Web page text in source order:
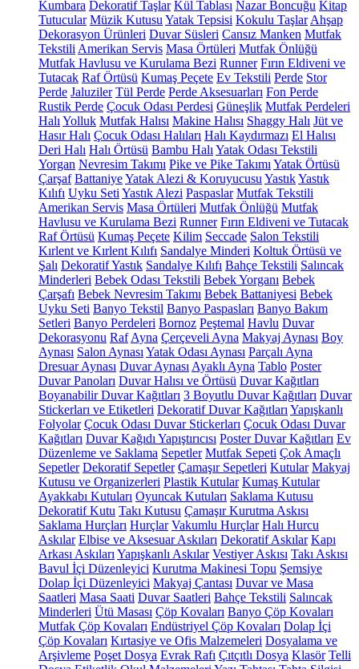
Kumbara Dekoratif Taşlar Kül Tablası Nazar Boncuğu Kitap
Tutucular Müzik Kutusu Yatak Tepsisi Kokulu Taşlar Ahşap
Dekorasyon Ürünleri Duvar Süsleri Cansız Manken Mutfak
Tekstili Amerikan Servis Masa Örtüleri Mutfak Önlüğü
Mutfak Havlusu ve Kurulama Bezi Runner Fırın Eldiveni ve
Tutacak Raf Örtüsü Kumaş Peçete Ev Tekstili Perde Stor
Perde Jaluziler Tül Perde Perde Aksesuarları Fon Perde
Rustik Perde Çocuk Odası Perdesi Güneşlik Mutfak Perdeleri
Halı Yolluk Mutfak Halısı Makine Halısı Shaggy Halı Jüt ve
Hasır Halı Çocuk Odası Halıları Halı Kaydırmazı El Halısı
Deri Halı Halı Örtüsü Bambu Halı Yatak Odası Tekstili
Yorgan Nevresim Takımı Pike ve Pike Takımı Yatak Örtüsü
Çarşaf BattaniyeYatak Alezi & Koruyucusu YastıkYastık
Kılıfı Uyku Seti Yastık Alezi Paspaslar Mutfak Tekstili
Amerikan Servis Masa Örtüleri Mutfak Önlüğü Mutfak
Havlusu ve Kurulama Bezi Runner Fırın Eldiveni ve Tutacak
Raf Örtüsü Kumaş Peçete Kilim Seccade Salon Tekstili
Kırlent ve Kırlent Kılıfı Sandalye Minderi Koltuk Örtüsü ve
Şalı Dekoratif Yastık Sandalye Kılıfı Bahçe Tekstili Salıncak
Minderleri Bebek Odası Tekstili Bebek Yorganı Bebek
Çarşafı Bebek Nevresim Takımı Bebek Battaniyesi Bebek
Uyku Seti Banyo Tekstil Banyo Paspasları Banyo Bakım
Setleri Banyo Perdeleri Bornoz Peştemal Havlu Duvar
Dekorasyonu Raf Ayna Çerçeveli Ayna Makyaj Aynası Boy
Aynası Salon Aynası Yatak Odası Aynası Parçalı Ayna
Dresuar Aynası Duvar Aynası Ayaklı Ayna Tablo Poster
Duvar Panoları Duvar Halısı ve Örtüsü Duvar Kağıtları
Boyanabilir Duvar Kağıtları 3 Boyutlu Duvar Kağıtları Duvar
Stickerları ve Etiketleri Dekoratif Duvar Kağıtları Yapışkanlı
Folyolar Çocuk Odası Duvar Stickerları Çocuk Odası Duvar
Kağıtları Duvar Kağıdı Yapıştırıcısı Poster Duvar Kağıtları Ev
Düzenleme ve Saklama Sepetler Mutfak Sepeti Çok Amaçlı
Sepetler Dekoratif Sepetler Çamaşır Sepetleri Kutular Makyaj
Kutusu ve Organizerleri Plastik Kutular Kumaş Kutular
Ayakkabı Kutuları Oyuncak Kutuları Saklama Kutusu
Dekoratif Kutu Takı Kutusu Çamaşır Kurutma Askısı
Saklama Hurçları Hurçlar Vakumlu Hurçlar Halı Hurcu
Askılar Elbise ve Aksesuar Askıları Dekoratif Askılar Kapı
Arkası Askıları Yapışkanlı Askılar Vestiyer Askısı Takı Askısı
Bavul İçi Düzenleyici Kurutma Makinesi Topu Şemsiye
Dolap İçi Düzenleyici Makyaj Çantası Duvar ve Masa
Saatleri Masa Saati Duvar Saatleri Bahçe Tekstili Salıncak
Minderleri Ütü Masası Çöp Kovaları Banyo Çöp Kovaları
Mutfak Çöp Kovaları Endüstriyel Çöp Kovaları Dolap İçi
Çöp Kovaları Kırtasiye ve Ofis Malzemeleri Dosyalama ve
Arşivleme Poşet Dosya Evrak Rafı Çıtçıtlı Dosya Klasör Telli